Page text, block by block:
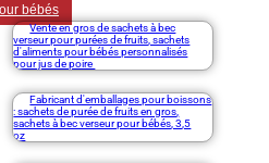
bébés
Vente en gros de sachets à bec
verseur pour purées de fruits, sachets
d'aliments pour bébés personnalisés
pour jus de poire
Fabricant d'emballages pour boissons
: sachets de purée de fruits en gros,
sachets à bec verseur pour bébés, 3,5
oz